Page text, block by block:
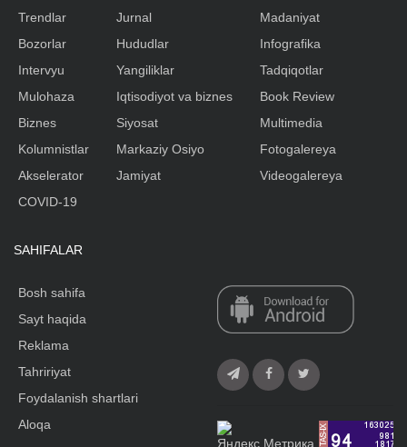
Trendlar
Bozorlar
Intervyu
Mulohaza
Biznes
Kolumnistlar
Akselerator
Jurnal
Hududlar
Yangiliklar
Iqtisodiyot va biznes
Siyosat
Markaziy Osiyo
Jamiyat
Madaniyat
Infografika
Tadqiqotlar
Book Review
Multimedia
Fotogalereya
Videogalereya
COVID-19
SAHIFALAR
Bosh sahifa
Sayt haqida
Reklama
Tahririyat
Foydalanish shartlari
Aloqa